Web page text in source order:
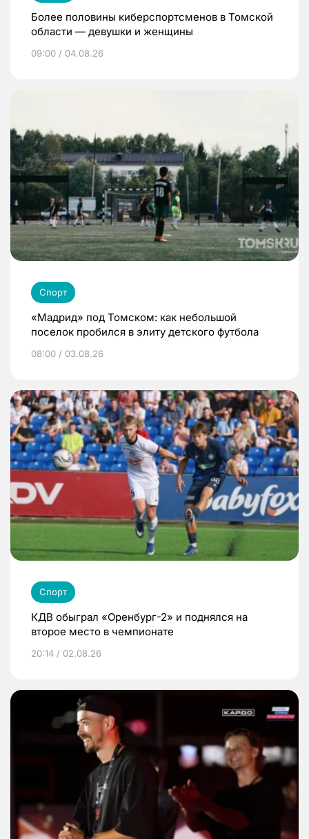
Более половины киберспортсменов в Томской
области — девушки и женщины
09:00 / 04.08.26
Спорт
«Мадрид» под Томском: как небольшой
поселок пробился в элиту детского футбола
08:00 / 03.08.26
Спорт
КДВ обыграл «Оренбург-2» и поднялся на
второе место в чемпионате
20:14 / 02.08.26